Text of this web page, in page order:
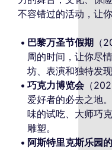
不容错过的活动，让
巴黎万圣节假期 （
周的时间，让你尽
坊、表演和独特发
巧克力博览会（
爱好者的必去之地
味的试吃、大师巧
雕塑。
阿斯特里克斯乐园